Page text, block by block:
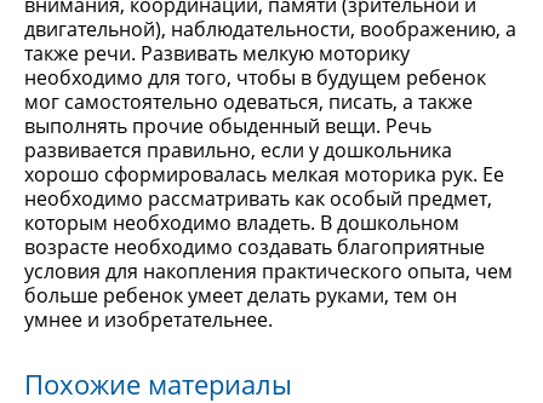
двигательной), наблюдательности, воображению, а
также речи. Развивать мелкую моторику
необходимо для того, чтобы в будущем ребенок
мог самостоятельно одеваться, писать, а также
выполнять прочие обыденный вещи. Речь
развивается правильно, если у дошкольника
хорошо сформировалась мелкая моторика рук. Ее
необходимо рассматривать как особый предмет,
которым необходимо владеть. В дошкольном
возрасте необходимо создавать благоприятные
условия для накопления практического опыта, чем
больше ребенок умеет делать руками, тем он
умнее и изобретательнее.
Похожие материалы